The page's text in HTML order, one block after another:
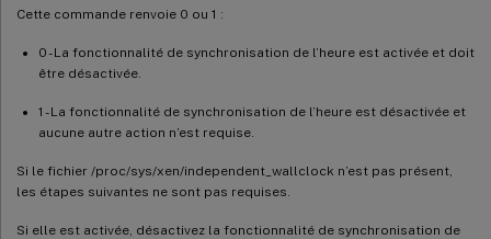
Cette commande renvoie 0 ou 1 :
0 - La fonctionnalité de synchronisation de l’heure est activée et doit
être désactivée.
1 - La fonctionnalité de synchronisation de l’heure est désactivée et
aucune autre action n’est requise.
Si le fichier /proc/sys/xen/independent_wallclock n’est pas présent,
les étapes suivantes ne sont pas requises.
Si elle est activée, désactivez la fonctionnalité de synchronisation de